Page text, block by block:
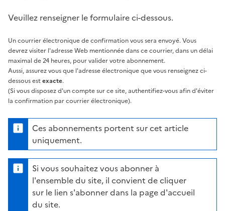
Veuillez renseigner le formulaire ci-dessous.
Un courrier électronique de confirmation vous sera envoyé. Vous
devrez visiter l'adresse Web mentionnée dans ce courrier, dans un délai
maximal de 24 heures, pour valider votre abonnement.
Aussi, assurez vous que l'adresse électronique que vous renseignez ci-
dessous estexacte.
(Si vous disposez d'un compte sur ce site, authentifiez-vous afin d'éviter
la confirmation par courrier électronique).
Ces abonnements portent sur cet article
uniquement.
Si vous souhaitez vous abonner à
l'ensemble du site, il convient de cliquer
sur le lien s'abonner dans la page d'accueil
du site.